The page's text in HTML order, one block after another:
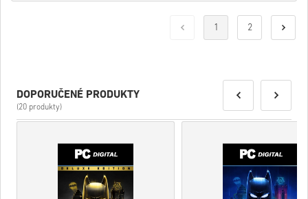
1 2
DOPORUČENÉ PRODUKTY
(20 produkty)